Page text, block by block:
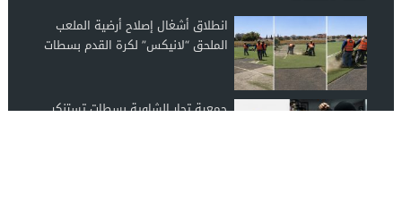
انطلاق أشغال إصلاح أرضية الملعب
الملحق “لانيكس” لكرة القدم بسطات
جمعية تجار الشاوية بسطات تستنكر